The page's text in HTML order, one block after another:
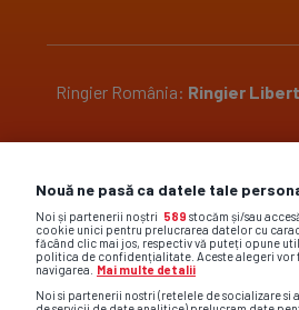
Ringier România: Ringier
Pariază responsabil! Decizia
Jocurile de noroc sunt interzise
Nouă ne pasă ca datele tale
Noi și partenerii noștri 589 stocăm și/sau
cookie unici pentru prelucrarea datelor cu
făcând clic mai jos, respectiv vă puteți opune
politica de confidențialitate. Aceste alegeri vor
navigarea.
Mai multe detalii
Noi si partenerii nostri (retelele de socializare